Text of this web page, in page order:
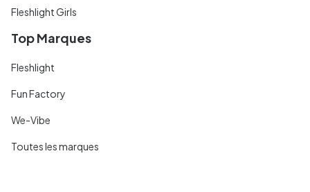
Fleshlight Girls
Top Marques
Fleshlight
Fun Factory
We-Vibe
Toutes les marques